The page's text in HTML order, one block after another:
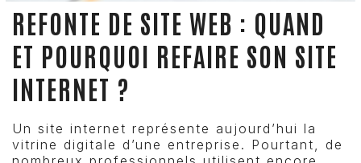
REFONTE DE SITE WEB : QUAND
ET POURQUOI REFAIRE SON SITE
INTERNET ?
Un site internet représente aujourd’hui la
vitrine digitale d’une entreprise. Pourtant, de